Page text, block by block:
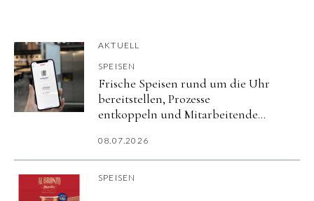
AKTUELL
SPEISEN
Frische Speisen rund um die Uhr
bereitstellen, Prozesse
entkoppeln und Mitarbeitende
08.07.2026
SPEISEN